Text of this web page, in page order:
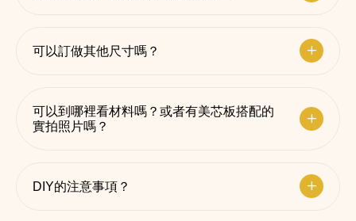
可以訂做其他尺寸嗎？
可以到哪裡看材料嗎？或者有美芯板搭配的
實拍照片嗎？
DIY的注意事項？